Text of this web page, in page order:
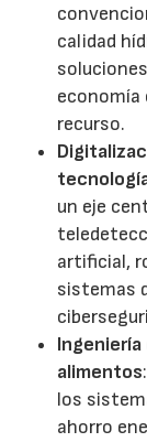
calidad
economía
recurso.
un eje
artificial,
sistemas
alimentos
los
ahorro